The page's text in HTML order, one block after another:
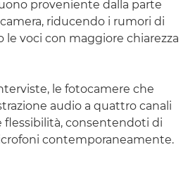
proveniente dalla parte
riducendo i rumori di
le voci con maggiore chiarezza
le fotocamere che
audio a quattro canali
flessibilità, consentendoti di
contemporaneamente.